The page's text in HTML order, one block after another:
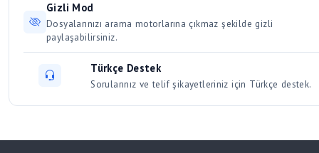
Gizli Mod
Dosyalarınızı arama motorlarına çıkmaz şekilde gizli
paylaşabilirsiniz.
Türkçe Destek
Sorularınız ve telif şikayetleriniz için Türkçe destek.